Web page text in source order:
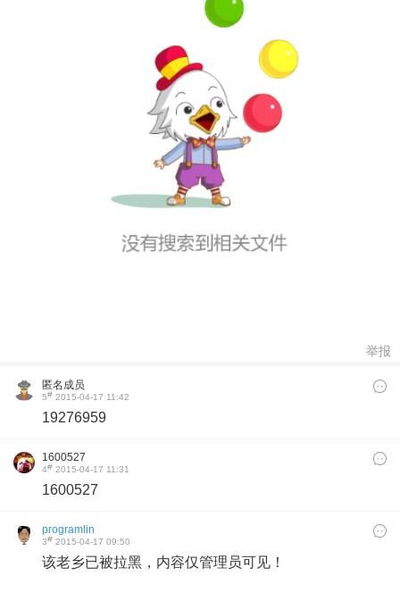
举报
匿名成员
5# 2015-04-17 11:42
19276959
1600527
4# 2015-04-17 11:31
1600527
programlin
3# 2015-04-17 09:50
该老乡已被拉黑，内容仅管理员可见！